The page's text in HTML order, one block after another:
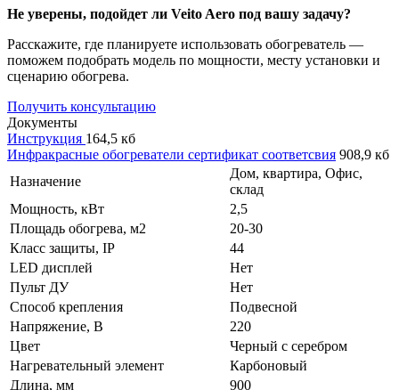
Не уверены, подойдет ли Veito Aero под вашу задачу?
Расскажите, где планируете использовать обогреватель —
поможем подобрать модель по мощности, месту установки и
сценарию обогрева.
Получить консультацию
Документы
Инструкция 164,5 кб
Инфракрасные обогреватели сертификат соответсвия 908,9 кб
Назначение
Дом, квартира, Офис,
склад
Мощность, кВт
2,5
Площадь обогрева, м2
20-30
Класс защиты, IP
44
LED дисплей
Нет
Пульт ДУ
Нет
Способ крепления
Подвесной
Напряжение, В
220
Цвет
Черный с серебром
Нагревательный элемент
Карбоновый
Длина, мм
900